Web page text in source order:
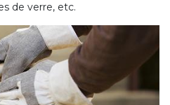
de verre, etc.